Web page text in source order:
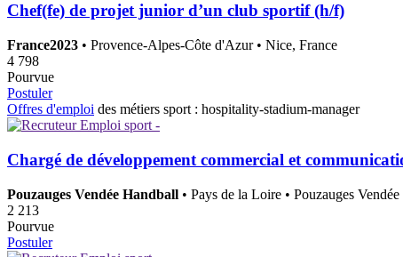
Chef(fe) de projet junior d’un club sportif (h/f)
France2023 • Provence-Alpes-Côte d'Azur • Nice, France
4 798
Pourvue
Postuler
Offres d'emploi des métiers sport : hospitality-stadium-manager
Chargé de développement commercial et
Pouzauges Vendée Handball • Pays de la Loire • Pouzauges
2 213
Pourvue
Postuler